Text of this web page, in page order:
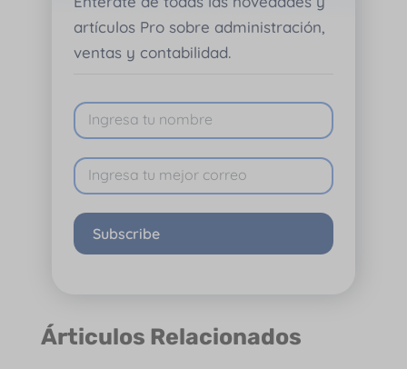
artículos Pro sobre administración,
ventas y contabilidad.
Subscribe
Árticulos Relacionados